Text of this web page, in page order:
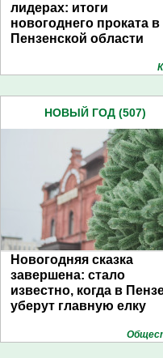
лидерах: итоги
новогоднего проката в
Пензенской области
НОВЫЙ ГОД (507)
Новогодняя сказка
завершена: стало
известно, когда в
уберут главную елку